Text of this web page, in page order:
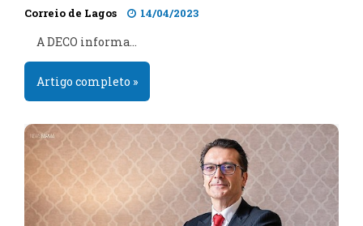
Correio de Lagos 14/04/2023
A DECO informa…
Artigo completo »